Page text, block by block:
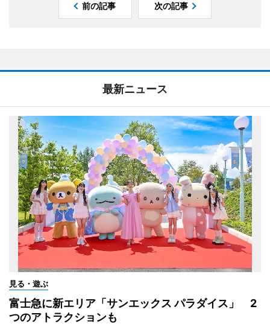
前の記事 次の記事
最新ニュース
見る・遊ぶ
富士急に新エリア「サンエックス パラダイス」 2
つのアトラクションも